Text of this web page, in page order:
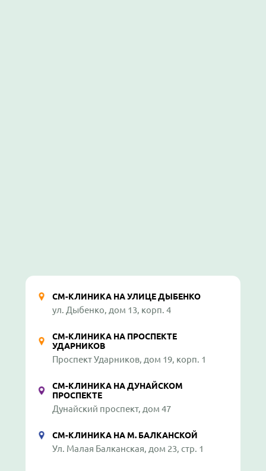
СМ-КЛИНИКА НА УЛИЦЕ ДЫБЕНКО
ул. Дыбенко, дом 13, корп. 4
СМ-КЛИНИКА НА ПРОСПЕКТЕ
УДАРНИКОВ
Проспект Ударников, дом 19, корп. 1
СМ-КЛИНИКА НА ДУНАЙСКОМ
ПРОСПЕКТЕ
Дунайский проспект, дом 47
СМ-КЛИНИКА НА М. БАЛКАНСКОЙ
Ул. Малая Балканская, дом 23, стр. 1